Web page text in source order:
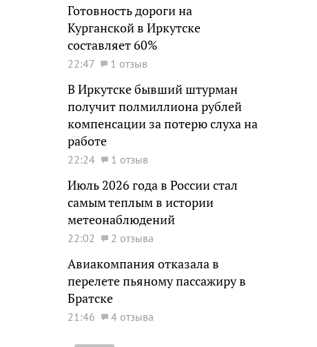
Готовность дороги на
Курганской в Иркутске
составляет 60%
22:47 1 отзыв
В Иркутске бывший штурман
получит полмиллиона рублей
компенсации за потерю слуха на
работе
22:24 1 отзыв
Июль 2026 года в России стал
самым теплым в истории
метеонаблюдений
22:02 2 отзыва
Авиакомпания отказала в
перелете пьяному пассажиру в
Братске
21:46 4 отзыва